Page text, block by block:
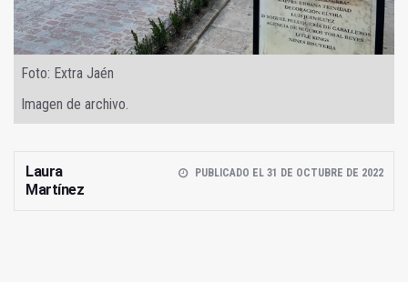
Foto: Extra Jaén
Imagen de archivo.
Laura
Martínez
PUBLICADO EL 31 DE OCTUBRE DE 2022